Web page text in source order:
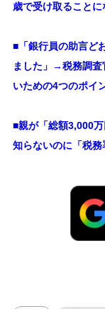
歳で受け取ることに
■ 「銀行員の助言
ました」→税務調
いための4つのポイ
■親が「総額3,000
知らないのに「税務